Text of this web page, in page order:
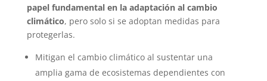
papel fundamental en la adaptación al cambio
climático, pero solo si se adoptan medidas para
protegerlas.
Mitigan el cambio climático al sustentar una
amplia gama de ecosistemas dependientes con